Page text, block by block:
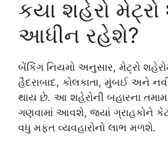
કયા શહેરો
આધીન રહેશે?
બેંકિંગ નિયમો અનુસાર, મેટ્રો
હૈદરાબાદ, કોલકાતા, મુંબઈ અને
થાય છે. આ શહેરોની બહારના
ગણવામાં આવશે, જ્યાં ગ્રાહકોને
વધુ મફત વ્યવહારોનો લાભ મળશે.